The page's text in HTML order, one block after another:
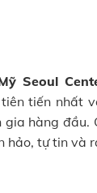
Seoul
tiến nhất
hàng đầu.
hảo, tự tin và